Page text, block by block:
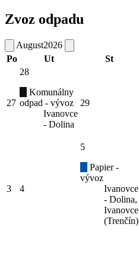
Zvoz odpadu
August2026
Po
Ut St
27
28
Komunálny
odpad - vývoz
Ivanovce
- Dolina
29
3 4
5
Papier -
vývoz
Ivanovce
- Dolina,
Ivanovce
(Trenčín)